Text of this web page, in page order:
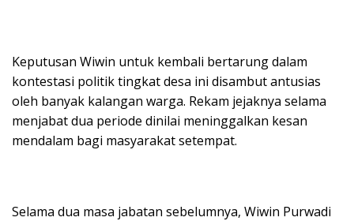
Keputusan Wiwin untuk kembali bertarung dalam
kontestasi politik tingkat desa ini disambut antusias
oleh banyak kalangan warga. Rekam jejaknya selama
menjabat dua periode dinilai meninggalkan kesan
mendalam bagi masyarakat setempat.
Selama dua masa jabatan sebelumnya, Wiwin Purwadi